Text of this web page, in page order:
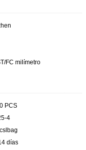
FC milímetro
PCS
4
días